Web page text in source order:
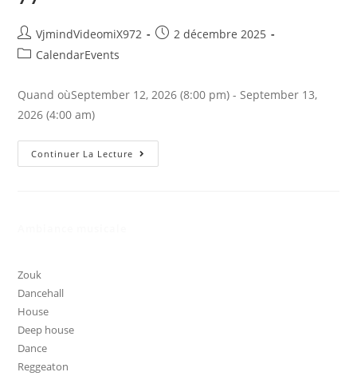
Auteur/autrice
de
VjmindVideomiX972
Publication
2 décembre 2025
PostCalendarEvents
Quand oùSeptember 12, 2026 (8:00 pm) - September 13,
2026 (4:00 am)
Continuer La Lecture Soirée
Hippie
Zouk
Dancehall
House
Deep house
Dance
Reggeaton